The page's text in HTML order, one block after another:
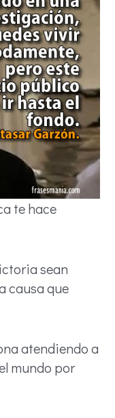
te hace
sean
causa que
atendiendo a
mundo por